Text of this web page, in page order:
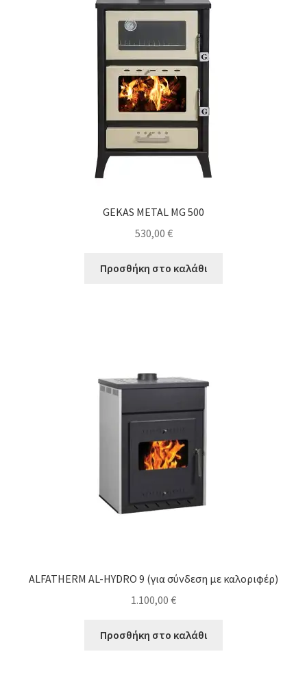
GEKAS METAL MG 500
530,00 €
Προσθήκη στο καλάθι
ALFATHERM AL-HYDRO 9 (για σύνδεση με καλοριφέρ)
1.100,00 €
Προσθήκη στο καλάθι